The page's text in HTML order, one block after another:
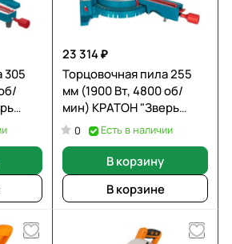
305
4
23 314 ₽
Торцовочная пила 255
мм (1900 Вт, 4800 об/
мин) КРАТОН "Зверь
машина" MS-1900/255М
4 01 07 029
0 Есть в наличии
В корзину
В корзине